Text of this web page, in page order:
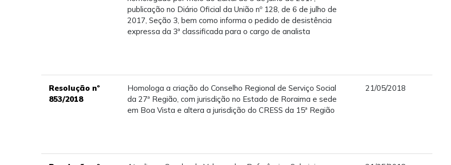
publicação no Diário Oficial da União nº 128, de 6 de julho de
2017, Seção 3, bem como informa o pedido de desistência
expressa da 3ª classificada para o cargo de analista
Resolução nº
853/2018
Homologa a criação do Conselho Regional de Serviço Social
da 27ª Região, com jurisdição no Estado de Roraima e sede
em Boa Vista e altera a jurisdição do CRESS da 15ª Região
21/05/2018